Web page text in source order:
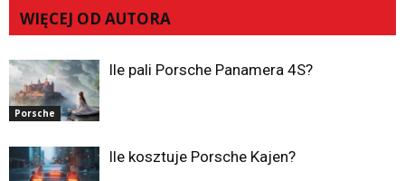
WIĘCEJ OD AUTORA
Porsche
Ile pali Porsche Panamera 4S?
Ile kosztuje Porsche Kajen?